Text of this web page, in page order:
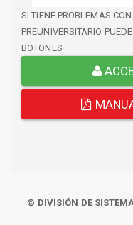
SI TIENE PROBLEMAS
PREUNIVERSITARIO
BOTONES
© DIVISIÓN DE